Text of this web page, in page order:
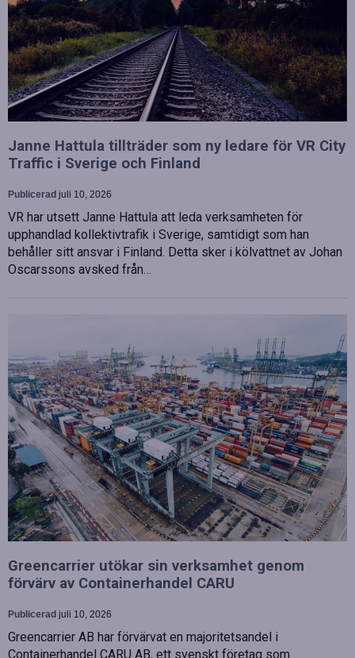
Janne Hattula tillträder som ny ledare för VR City
Traffic i Sverige och Finland
Publicerad juli 10, 2026
VR har utsett Janne Hattula att leda verksamheten för
upphandlad kollektivtrafik i Sverige, samtidigt som han
behåller sitt ansvar i Finland. Detta sker i kölvattnet av Johan
Oscarssons avsked från…
Greencarrier utökar sin verksamhet genom
förvärv av Containerhandel CARU
Publicerad juli 10, 2026
Greencarrier AB har förvärvat en majoritetsandel i
Containerhandel CARU AB, ett svenskt företag som